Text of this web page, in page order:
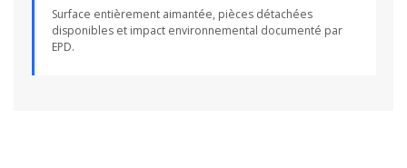
Surface entièrement aimantée, pièces détachées
disponibles et impact environnemental documenté par
EPD.